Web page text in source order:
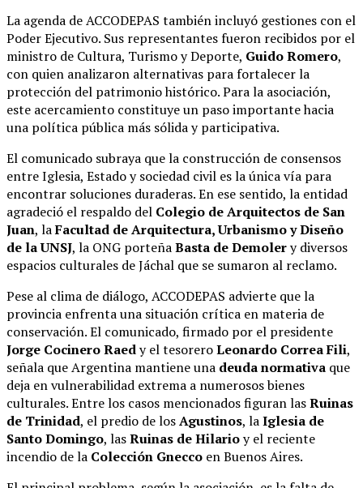
La agenda de ACCODEPAS también incluyó gestiones con el
Poder Ejecutivo. Sus representantes fueron recibidos por el
ministro de Cultura, Turismo y Deporte, Guido Romero,
con quien analizaron alternativas para fortalecer la
protección del patrimonio histórico. Para la asociación,
este acercamiento constituye un paso importante hacia
una política pública más sólida y participativa.
El comunicado subraya que la construcción de consensos
entre Iglesia, Estado y sociedad civil es la única vía para
encontrar soluciones duraderas. En ese sentido, la entidad
agradeció el respaldo del Colegio de Arquitectos de San
Juan, laFacultad de Arquitectura, Urbanismo y Diseño
de la UNSJ, la ONG porteñaBasta de Demolery diversos
espacios culturales de Jáchal que se sumaron al reclamo.
Pese al clima de diálogo, ACCODEPAS advierte que la
provincia enfrenta una situación crítica en materia de
conservación. El comunicado, firmado por el presidente
Jorge Cocinero Raedy el tesoreroLeonardo Correa Fili,
señala que Argentina mantiene una deuda normativa que
deja en vulnerabilidad extrema a numerosos bienes
culturales. Entre los casos mencionados figuran lasRuinas
de Trinidad, el predio de losAgustinos, laIglesia de
Santo Domingo, lasRuinas de Hilarioy el reciente
incendio de la Colección Gnecco en Buenos Aires.